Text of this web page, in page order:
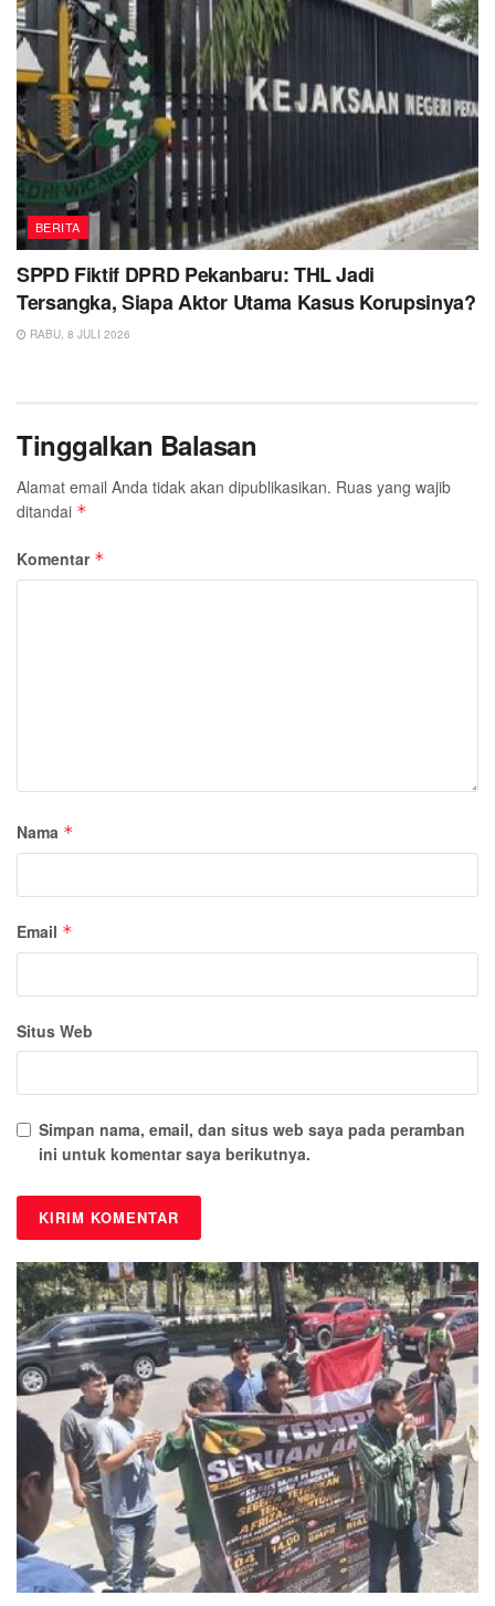
BERITA
SPPD Fiktif DPRD Pekanbaru: THL Jadi
Tersangka, Siapa Aktor Utama Kasus Korupsinya?
RABU, 8 JULI 2026
Tinggalkan Balasan
Alamat email Anda tidak akan dipublikasikan. Ruas yang wajib
ditandai *
Komentar *
Nama *
Email *
Situs Web
Simpan nama, email, dan situs web saya pada peramban
ini untuk komentar saya berikutnya.